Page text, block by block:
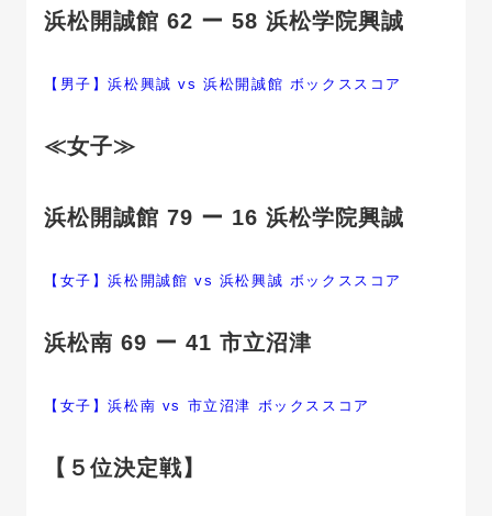
浜松開誠館 62 ー 58 浜松学院興誠
【男子】浜松興誠 vs 浜松開誠館 ボックススコア
≪女子≫
浜松開誠館 79 ー 16 浜松学院興誠
【女子】浜松開誠館 vs 浜松興誠 ボックススコア
浜松南 69 ー 41 市立沼津
【女子】浜松南 vs 市立沼津 ボックススコア
【５位決定戦】